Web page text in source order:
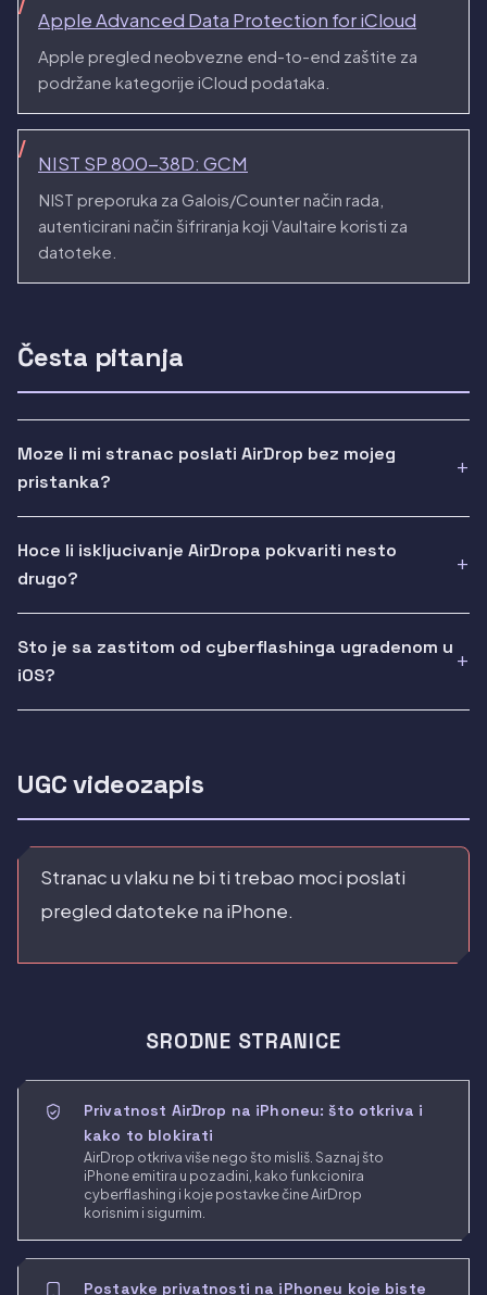
Apple Advanced Data Protection for iCloud
Apple pregled neobvezne end-to-end zaštite za
podržane kategorije iCloud podataka.
NIST SP 800-38D: GCM
NIST preporuka za Galois/Counter način rada,
autenticirani način šifriranja koji Vaultaire koristi za
datoteke.
Česta pitanja
Moze li mi stranac poslati AirDrop bez mojeg
pristanka?
Hoce li iskljucivanje AirDropa pokvariti nesto
drugo?
Sto je sa zastitom od cyberflashinga ugradenom u
iOS?
UGC videozapis
Stranac u vlaku ne bi ti trebao moci poslati
pregled datoteke na iPhone.
SRODNE STRANICE
Privatnost AirDrop na iPhoneu: što otkriva i
kako to blokirati
AirDrop otkriva više nego što misliš. Saznaj što
iPhone emitira u pozadini, kako funkcionira
cyberflashing i koje postavke čine AirDrop
korisnim i sigurnim.
Postavke privatnosti na iPhoneu koje biste